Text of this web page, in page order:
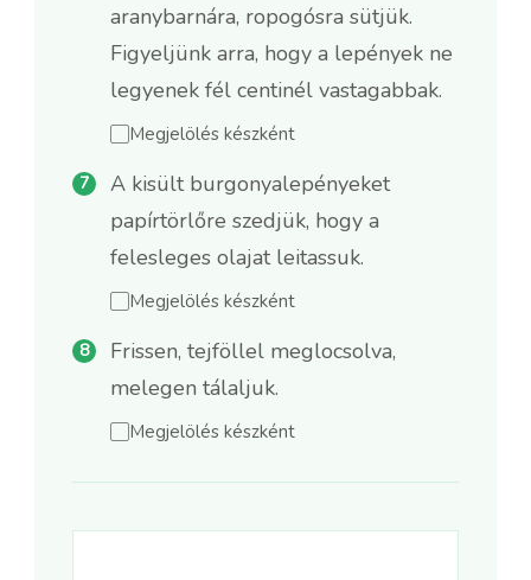
aranybarnára, ropogósra sütjük.
Figyeljünk arra, hogy a lepények ne
legyenek fél centinél vastagabbak.
Megjelölés készként
A kisült burgonyalepényeket
papírtörlőre szedjük, hogy a
felesleges olajat leitassuk.
Megjelölés készként
Frissen, tejföllel meglocsolva,
melegen tálaljuk.
Megjelölés készként